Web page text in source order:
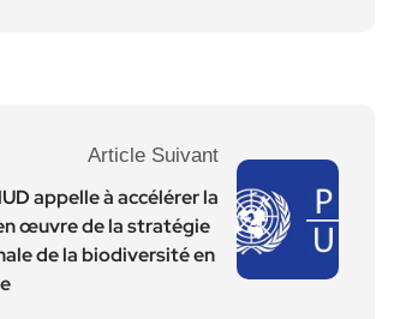
Article Suivant
appelle à accélérer la
œuvre de la stratégie
de la biodiversité en